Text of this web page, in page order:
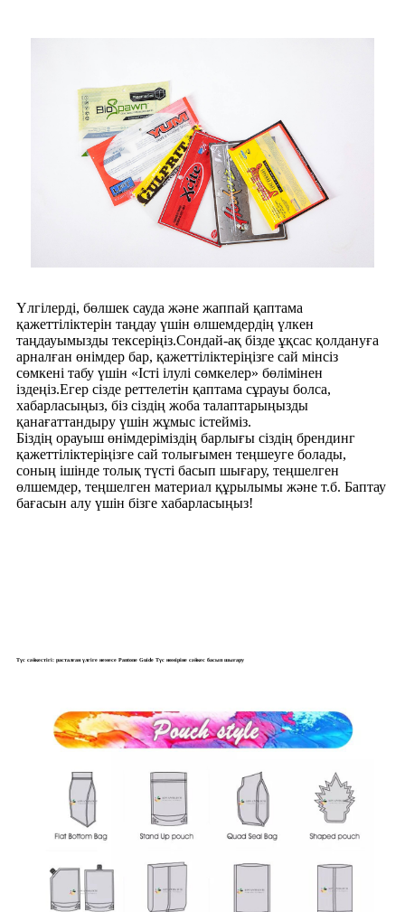
Үлгілерді, бөлшек сауда және жаппай қаптама
қажеттіліктерін таңдау үшін өлшемдердің үлкен
таңдауымызды тексеріңіз.Сондай-ақ бізде ұқсас қолдануға
арналған өнімдер бар, қажеттіліктеріңізге сай мінсіз
сөмкені табу үшін «Істі ілулі сөмкелер» бөлімінен
іздеңіз.Егер сізде реттелетін қаптама сұрауы болса,
хабарласыңыз, біз сіздің жоба талаптарыңызды
қанағаттандыру үшін жұмыс істейміз.
Біздің орауыш өнімдеріміздің барлығы сіздің брендинг
қажеттіліктеріңізге сай толығымен теңшеуге болады,
соның ішінде толық түсті басып шығару, теңшелген
өлшемдер, теңшелген материал құрылымы және т.б. Баптау
бағасын алу үшін бізге хабарласыңыз!
Түс сәйкестігі: расталған үлгіге немесе Pantone Guide Түс нөміріне сәйкес басып шығару